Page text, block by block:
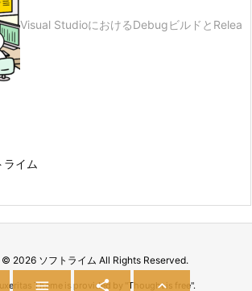
Visual StudioにおけるDebugビルドとRelea
© 2026 ソフトライム All Rights Reserved.
Theme is provided by " Thought is free".
  